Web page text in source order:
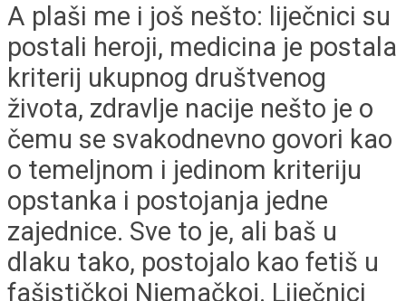
A plaši me i još nešto: liječnici su
postali heroji, medicina je postala
kriterij ukupnog društvenog
života, zdravlje nacije nešto je o
čemu se svakodnevno govori kao
o temeljnom i jedinom kriteriju
opstanka i postojanja jedne
zajednice. Sve to je, ali baš u
dlaku tako, postojalo kao fetiš u
fašističkoj Njemačkoj. Liječnici